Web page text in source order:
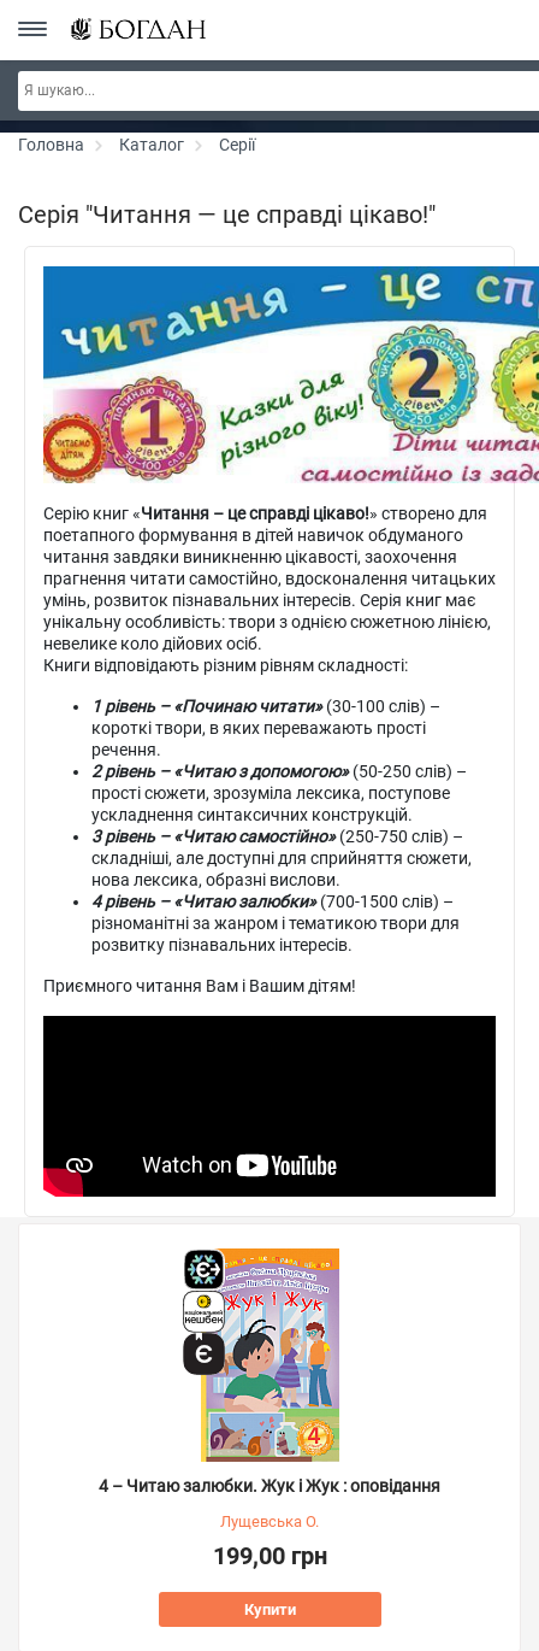
Серія "Чейзіана" ~ знижка 20%
Головна Каталог Серії
Серія "Читання — це справді цікаво!"
Серію книг «Читання – це справді цікаво!» створено для
поетапного формування в дітей навичок обдуманого
читання завдяки виникненню цікавості, заохочення
прагнення читати самостійно, вдосконалення читацьких
умінь, розвиток пізнавальних інтересів. Серія книг має
унікальну особливість: твори з однією сюжетною лінією,
невелике коло дійових осіб.
Книги відповідають різним рівням складності:
1 рівень – «Починаю читати»(30-100 слів) –
короткі твори, в яких переважають прості
речення.
2 рівень – «Читаю з допомогою»(50-250 слів) –
прості сюжети, зрозуміла лексика, поступове
ускладнення синтаксичних конструкцій.
3 рівень – «Читаю самостійно»(250-750 слів) –
складніші, але доступні для сприйняття сюжети,
нова лексика, образні вислови.
4 рівень – «Читаю залюбки»(700-1500 слів) –
різноманітні за жанром і тематикою твори для
розвитку пізнавальних інтересів.
Приємного читання Вам і Вашим дітям!
4 – Читаю залюбки. Жук і Жук : оповідання
Лущевська О.
199,00 грн
Купити